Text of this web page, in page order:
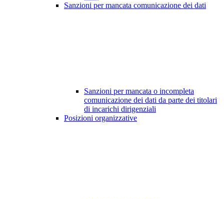
Sanzioni per mancata comunicazione dei dati
Sanzioni per mancata o incompleta
comunicazione dei dati da parte dei titolari
di incarichi dirigenziali
Posizioni organizzative